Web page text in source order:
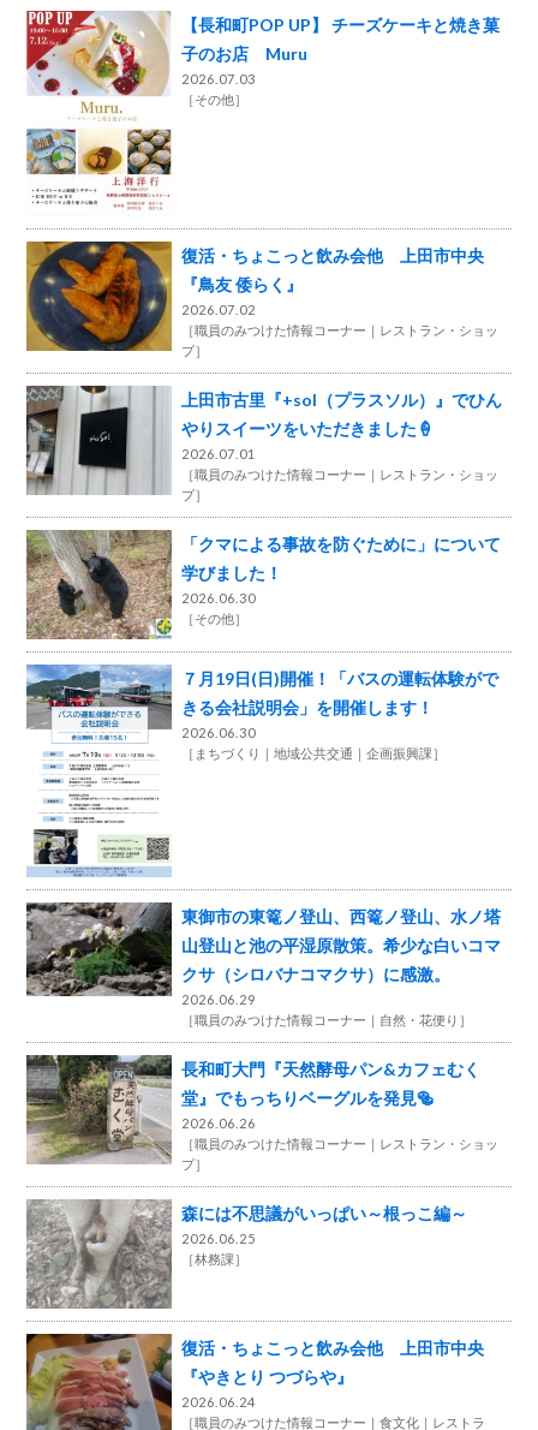
【長和町POP UP】 チーズケーキと焼き菓
子のお店 Muru
2026.07.03
［その他］
復活・ちょこっと飲み会他 上田市中央
『鳥友 倭らく』
2026.07.02
［職員のみつけた情報コーナー
レストラン・ショッ
プ］
上田市古里『+sol（プラスソル）』でひん
やりスイーツをいただきました🍦
2026.07.01
［職員のみつけた情報コーナー
レストラン・ショッ
プ］
「クマによる事故を防ぐために」について
学びました！
2026.06.30
［その他］
７月19日(日)開催！「バスの運転体験がで
きる会社説明会」を開催します！
2026.06.30
［ まちづくり 地域公共交通 企画振興課］
東御市の東篭ノ登山、西篭ノ登山、水ノ塔
山登山と池の平湿原散策。希少な白いコマ
クサ（シロバナコマクサ）に感激。
2026.06.29
［職員のみつけた情報コーナー 自然・花便り ］
長和町大門『天然酵母パン&カフェむく
堂』でもっちりベーグルを発見🥯
2026.06.26
［職員のみつけた情報コーナー
レストラン・ショッ
プ］
森には不思議がいっぱい～根っこ編～
2026.06.25
［林務課］
復活・ちょこっと飲み会他 上田市中央
『やきとり つづらや』
2026.06.24
［職員のみつけた情報コーナー 食文化 レストラ